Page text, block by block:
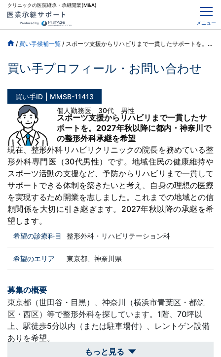
クリニックの医院継承・承継開業(M&A)
メニュー
/ 買い手候補一覧 / スポーツ支援からリハビリまで一貫したサポートを。2027年秋以降に都内・神奈川での整形外科承継を希望
買い手プロフィール・お問い合わせ
買い手ID
MMSB-11413
個人勤務医 30代 男性
スポーツ支援からリハビリまで一貫したサ
ポートを。2027年秋以降に都内・神奈川で
の整形外科承継を希望
現在、整形外科リハビリクリニックの院長を務めている整
形外科専門医（30代男性）です。地域住民の健康維持や
スポーツ活動の支援など、予防からリハビリまで一貫して
サポートできる体制を築きたいと考え、自身の理想の医療
を実現するため開業を志しました。これまでの地域との信
頼関係を大切に引き継ぎます。2027年秋以降の承継を希
望します。
希望の診療科目 整形外科・リハビリテーション科
希望のエリア 東京都、神奈川県
募集の概要
東京都（世田谷・目黒）、神奈川（横浜市青葉区・都筑
区・西区）等で整形外科を探しています。1階、70坪以
上、駅徒歩5分以内（または駐車場付）、レントゲン設備
ありを希望。
もっと見る